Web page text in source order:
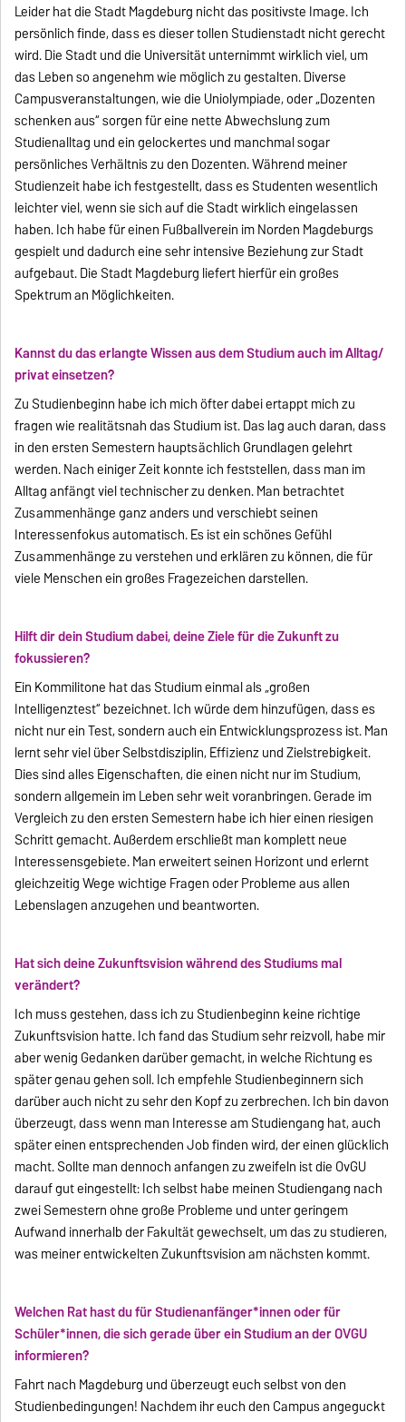
Leider hat die Stadt Magdeburg nicht das positivste Image. Ich
persönlich finde, dass es dieser tollen Studienstadt nicht gerecht
wird. Die Stadt und die Universität unternimmt wirklich viel, um
das Leben so angenehm wie möglich zu gestalten. Diverse
Campusveranstaltungen, wie die Uniolympiade, oder „Dozenten
schenken aus“ sorgen für eine nette Abwechslung zum
Studienalltag und ein gelockertes und manchmal sogar
persönliches Verhältnis zu den Dozenten. Während meiner
Studienzeit habe ich festgestellt, dass es Studenten wesentlich
leichter viel, wenn sie sich auf die Stadt wirklich eingelassen
haben. Ich habe für einen Fußballverein im Norden Magdeburgs
gespielt und dadurch eine sehr intensive Beziehung zur Stadt
aufgebaut. Die Stadt Magdeburg liefert hierfür ein großes
Spektrum an Möglichkeiten.
Kannst du das erlangte Wissen aus dem Studium auch im Alltag/
privat einsetzen?
Zu Studienbeginn habe ich mich öfter dabei ertappt mich zu
fragen wie realitätsnah das Studium ist. Das lag auch daran, dass
in den ersten Semestern hauptsächlich Grundlagen gelehrt
werden. Nach einiger Zeit konnte ich feststellen, dass man im
Alltag anfängt viel technischer zu denken. Man betrachtet
Zusammenhänge ganz anders und verschiebt seinen
Interessenfokus automatisch. Es ist ein schönes Gefühl
Zusammenhänge zu verstehen und erklären zu können, die für
viele Menschen ein großes Fragezeichen darstellen.
Hilft dir dein Studium dabei, deine Ziele für die Zukunft zu
fokussieren?
Ein Kommilitone hat das Studium einmal als „großen
Intelligenztest“ bezeichnet. Ich würde dem hinzufügen, dass es
nicht nur ein Test, sondern auch ein Entwicklungsprozess ist. Man
lernt sehr viel über Selbstdisziplin, Effizienz und Zielstrebigkeit.
Dies sind alles Eigenschaften, die einen nicht nur im Studium,
sondern allgemein im Leben sehr weit voranbringen. Gerade im
Vergleich zu den ersten Semestern habe ich hier einen riesigen
Schritt gemacht. Außerdem erschließt man komplett neue
Interessensgebiete. Man erweitert seinen Horizont und erlernt
gleichzeitig Wege wichtige Fragen oder Probleme aus allen
Lebenslagen anzugehen und beantworten.
Hat sich deine Zukunftsvision während des Studiums mal
verändert?
Ich muss gestehen, dass ich zu Studienbeginn keine richtige
Zukunftsvision hatte. Ich fand das Studium sehr reizvoll, habe mir
aber wenig Gedanken darüber gemacht, in welche Richtung es
später genau gehen soll. Ich empfehle Studienbeginnern sich
darüber auch nicht zu sehr den Kopf zu zerbrechen. Ich bin davon
überzeugt, dass wenn man Interesse am Studiengang hat, auch
später einen entsprechenden Job finden wird, der einen glücklich
macht. Sollte man dennoch anfangen zu zweifeln ist die OvGU
darauf gut eingestellt: Ich selbst habe meinen Studiengang nach
zwei Semestern ohne große Probleme und unter geringem
Aufwand innerhalb der Fakultät gewechselt, um das zu studieren,
was meiner entwickelten Zukunftsvision am nächsten kommt.
Welchen Rat hast du für Studienanfänger*innen oder für
Schüler*innen, die sich gerade über ein Studium an der OVGU
informieren?
Fahrt nach Magdeburg und überzeugt euch selbst von den
Studienbedingungen! Nachdem ihr euch den Campus angeguckt